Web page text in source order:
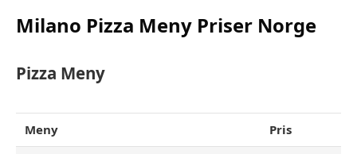
Milano Pizza Meny Priser Norge
Pizza Meny
Meny Pris